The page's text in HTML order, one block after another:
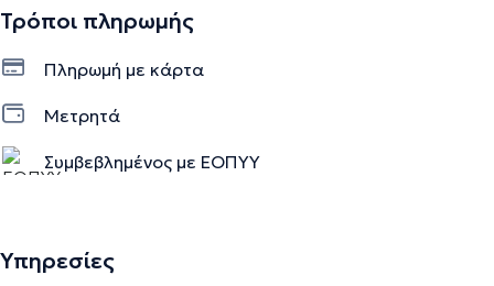
Τρόποι πληρωμής
Πληρωμή με κάρτα
Μετρητά
Συμβεβλημένος με ΕΟΠΥΥ
Υπηρεσίες